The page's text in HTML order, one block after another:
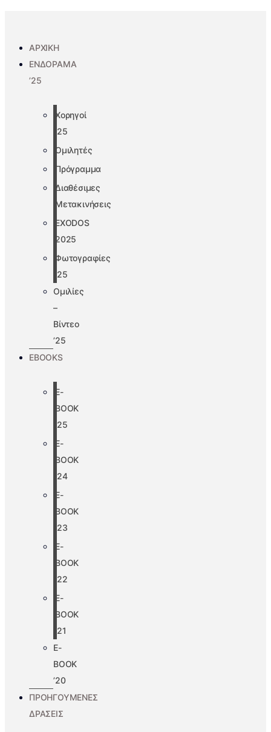
ΑΡΧΙΚΗ
ΕΝΔΟΡΑΜΑ
’25
Χορηγοί
’25
Ομιλητές
Πρόγραμμα
Διαθέσιμες
Μετακινήσεις
EXODOS
2025
Φωτογραφίες
’25
Ομιλίες
–
Βίντεο
’25
EBOOKS
E-
BOOK
’25
E-
BOOK
’24
E-
BOOK
’23
E-
BOOK
’22
E-
BOOK
’21
E-
BOOK
’20
ΠΡΟΗΓΟΥΜΕΝΕΣ
ΔΡΑΣΕΙΣ